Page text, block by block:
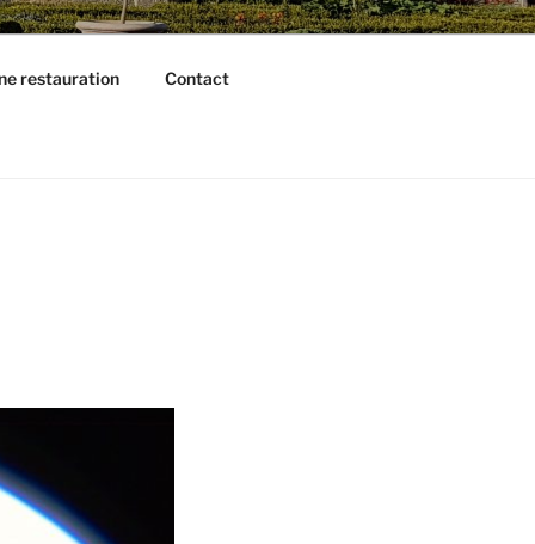
restauration Contact